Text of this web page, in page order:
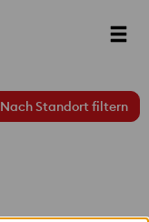
Nach Standort filtern